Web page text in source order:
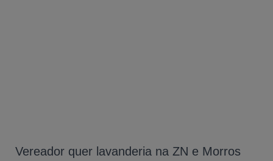
Vereador quer lavanderia na ZN e Morros